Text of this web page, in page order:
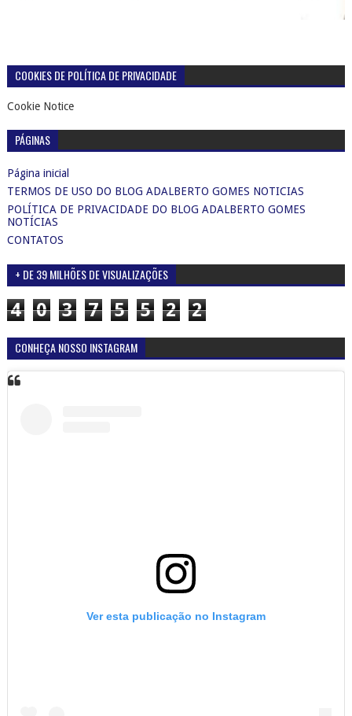
COOKIES DE POLÍTICA DE PRIVACIDADE
Cookie Notice
PÁGINAS
Página inicial
TERMOS DE USO DO BLOG ADALBERTO GOMES NOTICIAS
POLÍTICA DE PRIVACIDADE DO BLOG ADALBERTO GOMES
NOTÍCIAS
CONTATOS
+ DE 39 MILHÕES DE VISUALIZAÇÕES
4 0 3 7 5 5 2 2
CONHEÇA NOSSO INSTAGRAM
Ver esta publicação no Instagram